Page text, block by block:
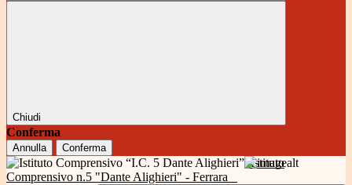
Chiudi
Conferma
Annulla Conferma
Istituto
Comprensivo n.5 "Dante Alighieri" - Ferrara